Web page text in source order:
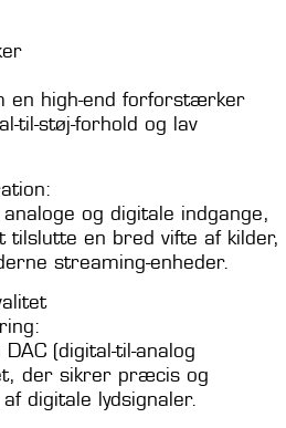
en high-end forforstærker
til-støj-forhold og lav
og digitale indgange,
tilslutte en bred vifte af kilder,
streaming-enheder.
(digital-til-analog
der sikrer præcis og
digitale lydsignaler.